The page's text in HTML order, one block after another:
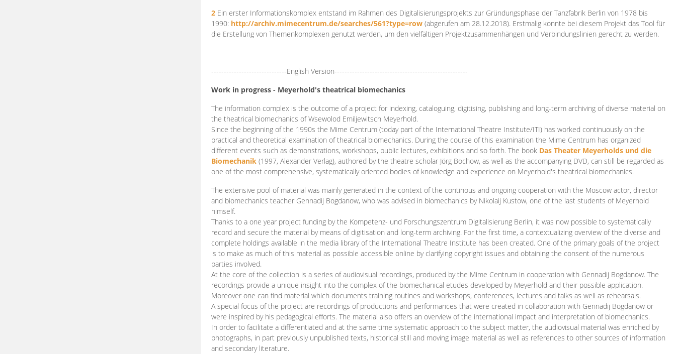
2 Ein erster Informationskomplex entstand im Rahmen des Digitalisierungsprojekts zur Gründungsphase der Tanzfabrik Berlin von 1978 bis
1990: http://archiv.mimecentrum.de/searches/561?type=row (abgerufen am 28.12.2018). Erstmalig konnte bei diesem Projekt das Tool für
die Erstellung von Themenkomplexen genutzt werden, um den vielfältigen Projektzusammenhängen und Verbindungslinien gerecht zu werden.
------------------------------English Version-----------------------------------------------------
Work in progress - Meyerhold's theatrical biomechanics
The information complex is the outcome of a project for indexing, cataloguing, digitising, publishing and long-term archiving of diverse material on
the theatrical biomechanics of Wsewolod Emiljewitsch Meyerhold.
Since the beginning of the 1990s the Mime Centrum (today part of the International Theatre Institute/ITI) has worked continuously on the
practical and theoretical examination of theatrical biomechanics. During the course of this examination the Mime Centrum has organized
different events such as demonstrations, workshops, public lectures, exhibitions and so forth. The book Das Theater Meyerholds und die
Biomechanik (1997, Alexander Verlag), authored by the theatre scholar Jörg Bochow, as well as the accompanying DVD, can still be regarded as
one of the most comprehensive, systematically oriented bodies of knowledge and experience on Meyerhold's theatrical biomechanics.
The extensive pool of material was mainly generated in the context of the continous and ongoing cooperation with the Moscow actor, director
and biomechanics teacher Gennadij Bogdanow, who was advised in biomechanics by Nikolaij Kustow, one of the last students of Meyerhold
himself.
Thanks to a one year project funding by the Kompetenz- und Forschungszentrum Digitalisierung Berlin, it was now possible to systematically
record and secure the material by means of digitisation and long-term archiving. For the first time, a contextualizing overview of the diverse and
complete holdings available in the media library of the International Theatre Institute has been created. One of the primary goals of the project
is to make as much of this material as possible accessible online by clarifying copyright issues and obtaining the consent of the numerous
parties involved.
At the core of the collection is a series of audiovisual recordings, produced by the Mime Centrum in cooperation with Gennadij Bogdanow. The
recordings provide a unique insight into the complex of the biomechanical etudes developed by Meyerhold and their possible application.
Moreover one can find material which documents training routines and workshops, conferences, lectures and talks as well as rehearsals.
A special focus of the project are recordings of productions and performances that were created in collaboration with Gennadij Bogdanow or
were inspired by his pedagogical efforts. The material also offers an overview of the international impact and interpretation of biomechanics.
In order to facilitate a differentiated and at the same time systematic approach to the subject matter, the audiovisual material was enriched by
photographs, in part previously unpublished texts, historical still and moving image material as well as references to other sources of information
and secondary literature.